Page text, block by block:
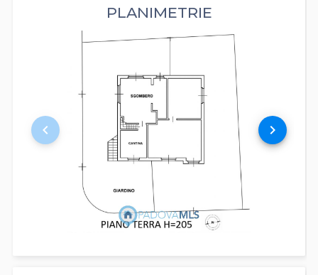
PLANIMETRIE
keyboard_arrow_left keyboard_arrow_right